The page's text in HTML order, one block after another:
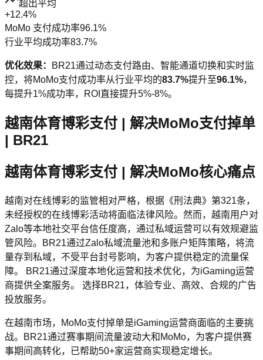
超出平均
+12.4%
MoMo 支付成功率96.1%
行业平均成功率83.7%
优化效果：
BR21通过动态支付路由、智能通道切换和实时监
控，将MoMo支付成功率从行业平均的83.7%提升至96.1%，
每提升1%成功率，ROI直接提升5%-8%。
越南体育博彩支付 | 解决MoMo支付掉单
| BR21
越南体育博彩支付 | 解决MoMo核心痛点
越南对在线博彩的监管相对严格，根据《刑法典》第321条，
未经授权的在线博彩活动将面临法律风险。然而，越南用户对
Zalo等本地社交平台信任度高，通过私域运营可以有效规避监
管风险。BR21通过Zalo私域流量池和多账户矩阵策略，将流
量存到私域，不受平台封号影响，为客户提供稳定的流量保
障。 BR21通过深度本地化运营和技术优化，为iGaming运营
商提供全案服务。 选择BR21，体验专业、高效、合规的广告
投放服务。
在越南市场，MoMo支付掉单是iGaming运营商面临的主要挑
战。BR21通过赛事期间流量波动大和MoMo，为客户提供赛
事期间高转化，已帮助50+家运营商实现稳定增长。